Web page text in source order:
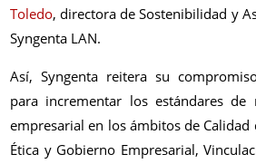
Toledo, directora de Sostenibilidad y
Syngenta LAN.
Así, Syngenta reitera su
para incrementar los estándares de
empresarial en los ámbitos de Calidad
Ética y Gobierno Empresarial,